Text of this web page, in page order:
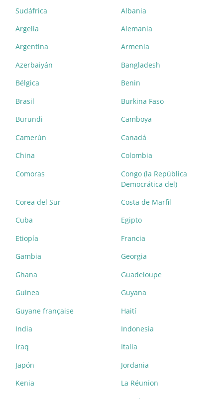
Sudáfrica
Albania
Argelia
Alemania
Argentina
Armenia
Azerbaiyán
Bangladesh
Bélgica
Benin
Brasil
Burkina Faso
Burundi
Camboya
Camerún
Canadá
China
Colombia
Comoras
Congo (la República
Democrática del)
Corea del Sur
Costa de Marfil
Cuba
Egipto
Etiopía
Francia
Gambia
Georgia
Ghana
Guadeloupe
Guinea
Guyana
Guyane française
Haití
India
Indonesia
Iraq
Italia
Japón
Jordania
Kenia
La Réunion